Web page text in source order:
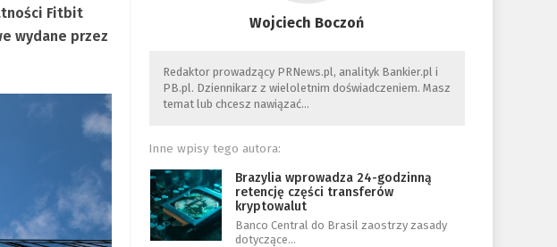
Fitbit
wydane przez
Wojciech Boczoń
Redaktor prowadzący PRNews.pl, analityk Bankier.pl i
PB.pl. Dziennikarz z wieloletnim doświadczeniem. Masz
temat lub chcesz nawiązać…
Inne wpisy tego autora:
Brazylia wprowadza 24-godzinną
retencję części transferów
kryptowalut
Banco Central do Brasil zaostrzy zasady
dotyczące…